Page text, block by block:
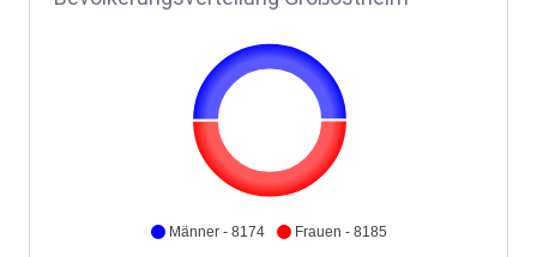
Männer - 8174 Frauen - 8185